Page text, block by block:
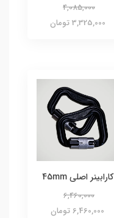
4,085,000
3,325,000 تومان
کارابینر اصلی 45mm
6,460,000
6,460,000 تومان